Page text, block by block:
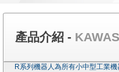
產品介紹 -
R系列機器人為所有小中型工業